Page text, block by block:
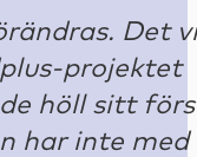
Det
projektet
höll sitt
har inte med